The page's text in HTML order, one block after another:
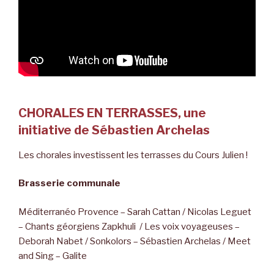
CHORALES EN TERRASSES, une
initiative de Sébastien Archelas
Les chorales investissent les terrasses du Cours Julien !
Brasserie communale
Méditerranéo Provence – Sarah Cattan / Nicolas Leguet
– Chants géorgiens Zapkhuli / Les voix voyageuses –
Deborah Nabet / Sonkolors – Sébastien Archelas / Meet
and Sing – Galite